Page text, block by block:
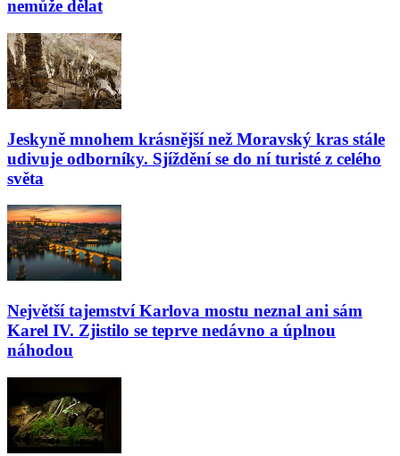
nemůže dělat
Jeskyně mnohem krásnější než Moravský kras stále
udivuje odborníky. Sjíždění se do ní turisté z celého
světa
Největší tajemství Karlova mostu neznal ani sám
Karel IV. Zjistilo se teprve nedávno a úplnou
náhodou